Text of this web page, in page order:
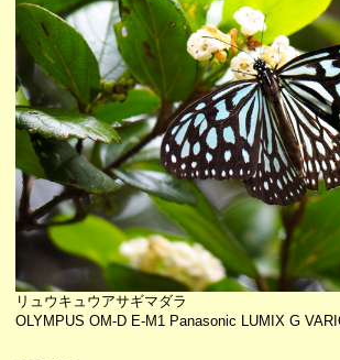
リュウキュウアサギマダラ
OLYMPUS OM-D E-M1 Panasonic LUMIX G